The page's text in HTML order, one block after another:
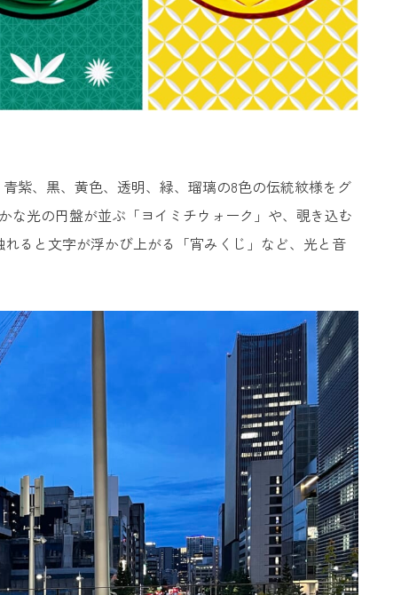
紫、黒、黄色、透明、緑、瑠璃の8色の伝統紋様をグ
な光の円盤が並ぶ「ヨイミチウォーク」や、覗き込む
ると文字が浮かび上がる「宵みくじ」など、光と音